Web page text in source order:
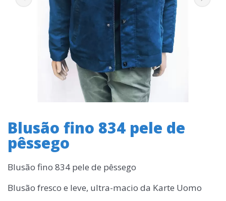
Blusão fino 834 pele de
pêssego
Blusão fino 834 pele de pêssego
Blusão fresco e leve, ultra-macio da Karte Uomo